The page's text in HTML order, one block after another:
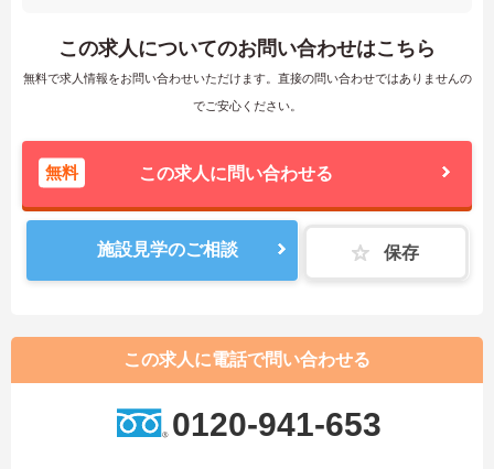
この求人についてのお問い合わせはこちら
無料で求人情報をお問い合わせいただけます。直接の問い合わせではありませんの
でご安心ください。
無料 この求人に問い合わせる
施設見学のご相談 保存
この求人に電話で問い合わせる
0120-941-653